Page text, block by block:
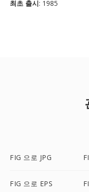
최초 출시: 1985
FIG 으로 JPG
FIG 으로 EPS